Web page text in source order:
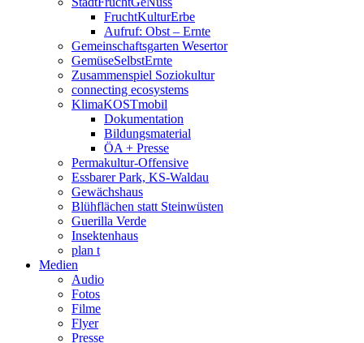
FruchtKulturErbe
Aufruf: Obst – Ernte
Gemeinschaftsgarten Wesertor
GemüseSelbstErnte
Zusammenspiel Soziokultur
connecting ecosystems
KlimaKOSTmobil
Dokumentation
Bildungsmaterial
ÖA + Presse
Permakultur-Offensive
Essbarer Park, KS-Waldau
Gewächshaus
Blühflächen statt Steinwüsten
Guerilla Verde
Insektenhaus
plan t
Medien
Audio
Fotos
Filme
Flyer
Presse